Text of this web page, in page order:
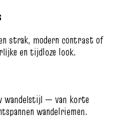
strak, modern contrast of
en tijdloze look.
wandelstijl — van korte
wandelriemen.